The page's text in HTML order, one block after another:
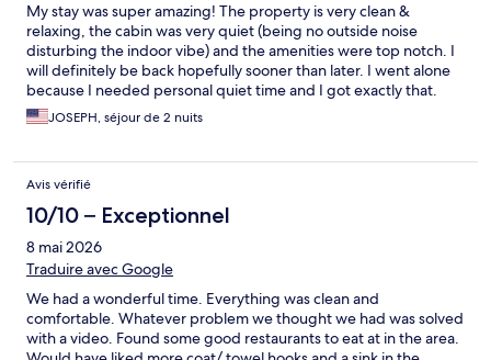
My stay was super amazing! The property is very clean &
relaxing, the cabin was very quiet (being no outside noise
disturbing the indoor vibe) and the amenities were top notch. I
will definitely be back hopefully sooner than later. I went alone
because I needed personal quiet time and I got exactly that.
This is perfect for couples looking for quality time together, the
place gives a healthy intimate vibe. Also while here, I like to hike.
must, the views are breathtaking. After that hike coming back to
a cozy room, hot tub or a nice fire ends the day perfectly.
JOSEPH, séjour de 2 nuits
Avis vérifié
10/10 – Exceptionnel
8 mai 2026
Traduire avec Google
We had a wonderful time. Everything was clean and
comfortable. Whatever problem we thought we had was solved
with a video. Found some good restaurants to eat at in the area.